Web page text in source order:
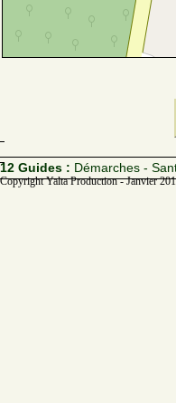
12 Guides : Démarches -
Copyright Yalta Production - Janvier